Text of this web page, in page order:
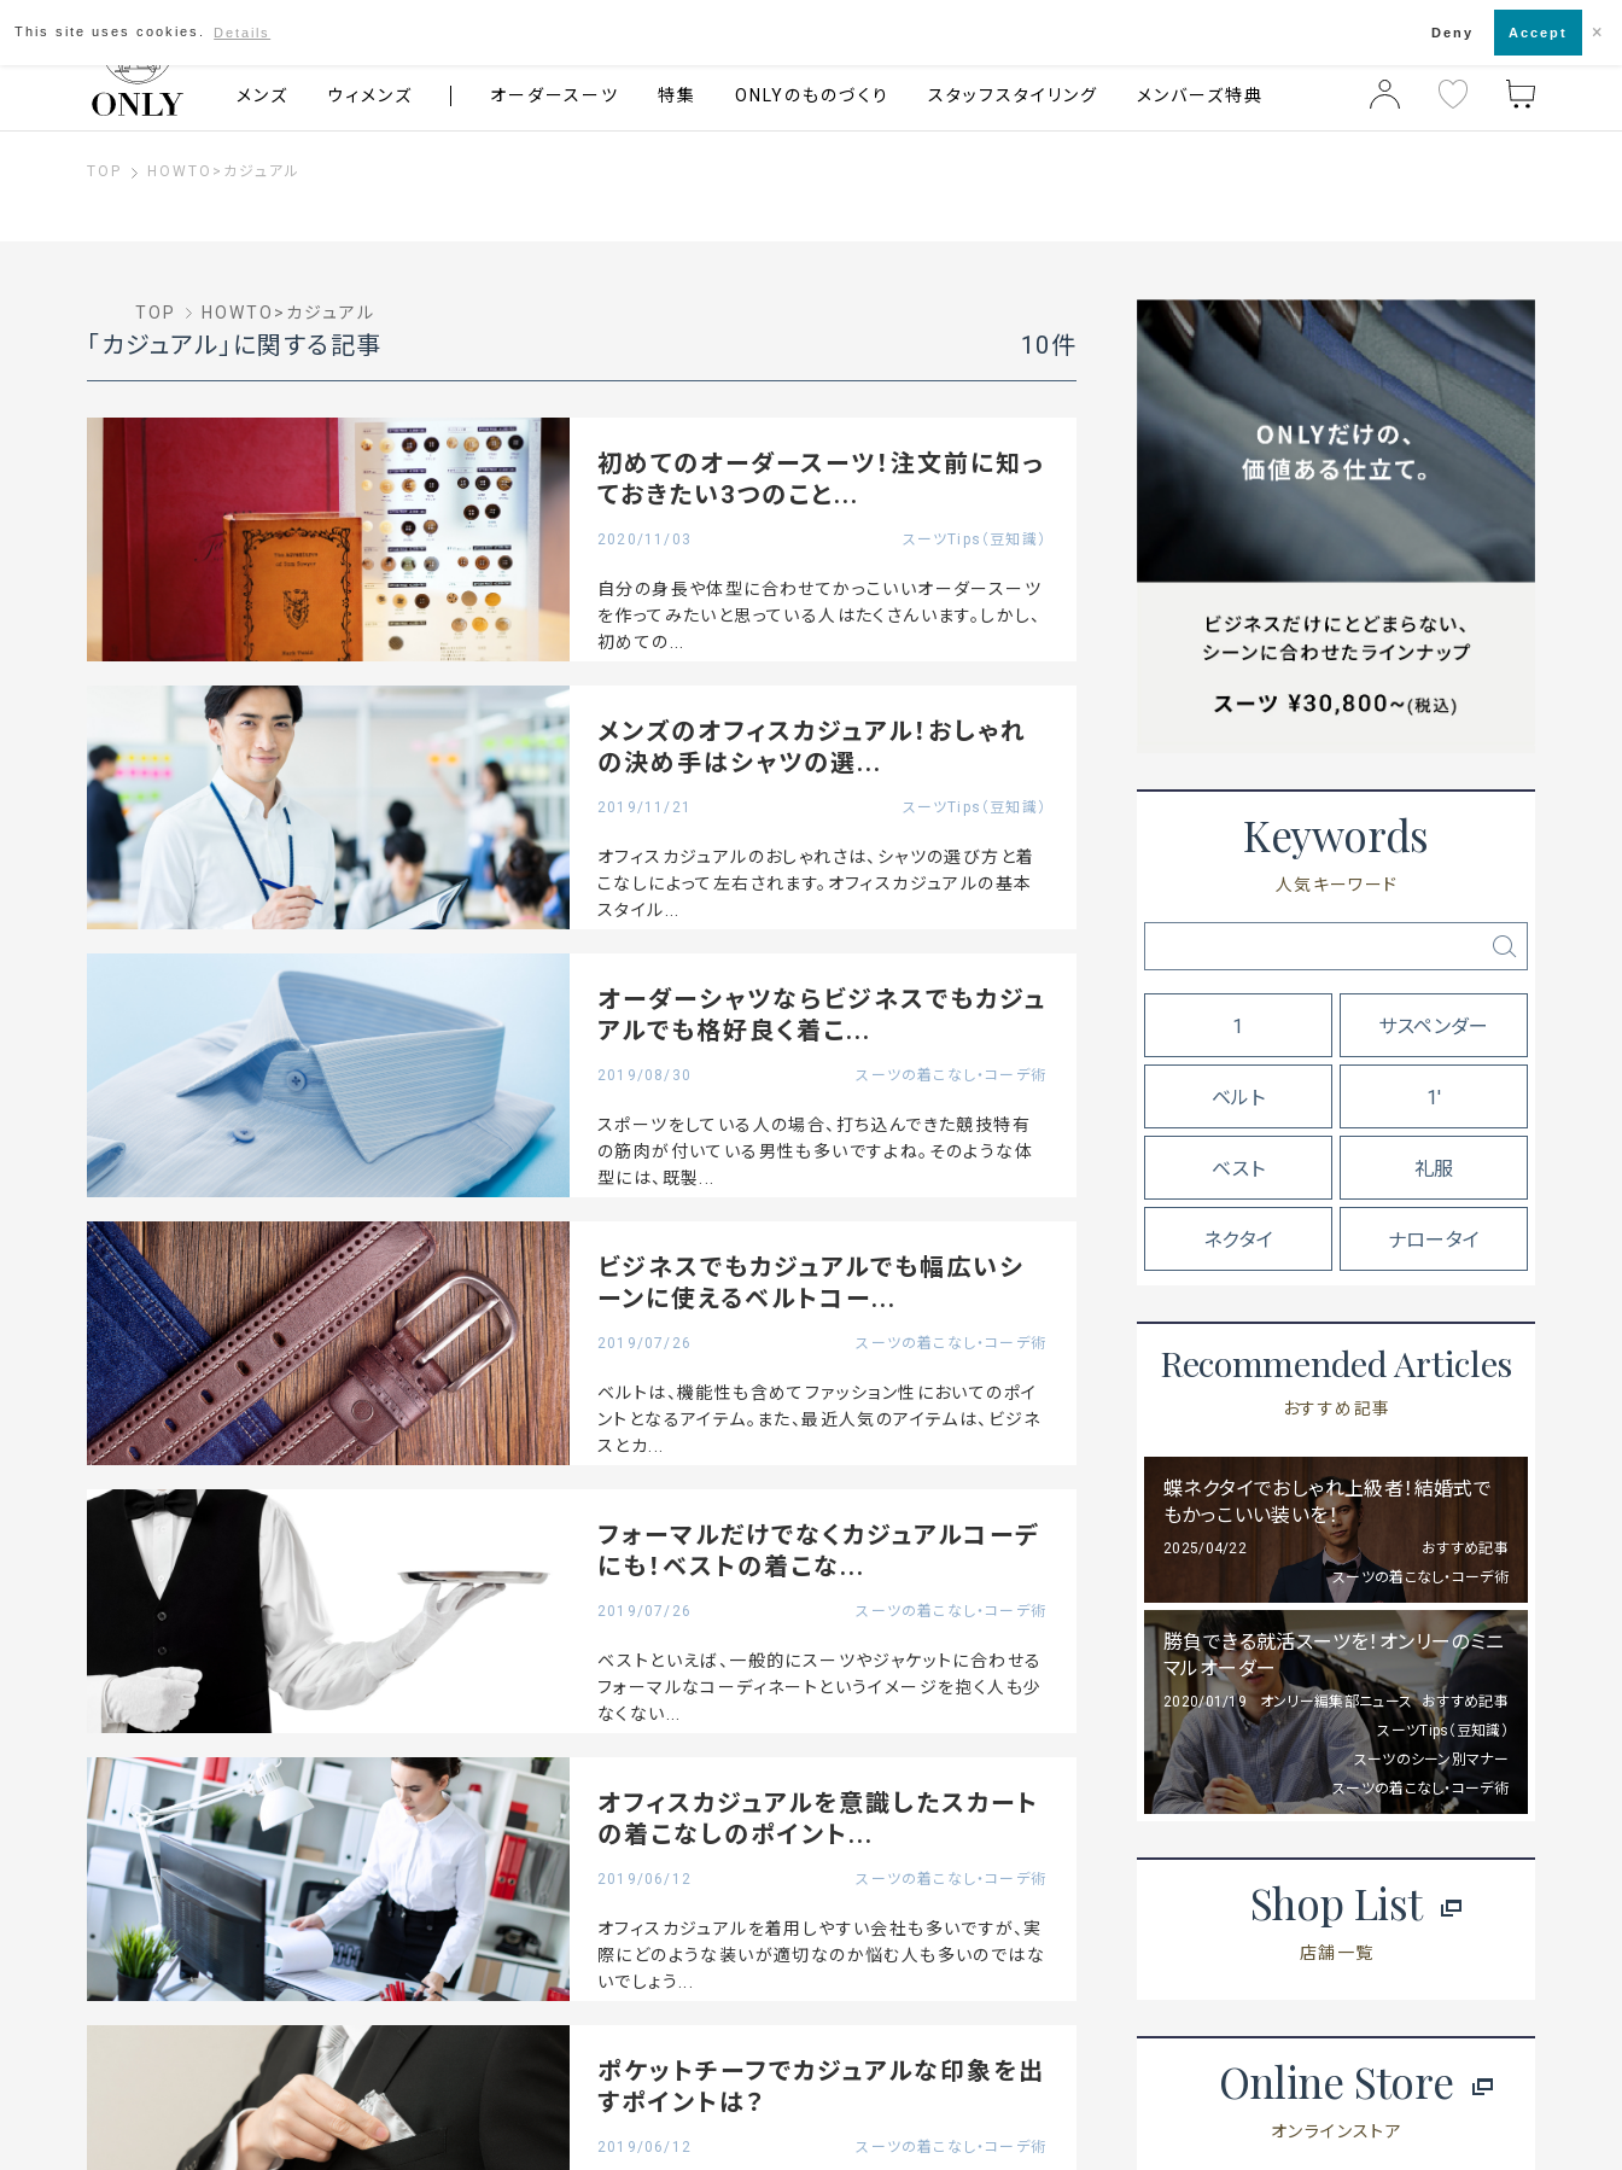
京都発のスーツブランド ONLY 店舗一覧・来店予約
メンズ ウィメンズ オーダースーツ 特集 ONLYのものづくり スタッフスタイリング メンバーズ特典
TOP HOWTO > カジュアル
TOP HOWTO > カジュアル
「カジュアル」 に関する記事 10件
初めてのオーダースーツ！注文前に知っ
ておきたい3つのこと...
2020/11/03 スーツTips（豆知識）
自分の身長や体型に合わせてかっこいいオーダースーツ
を作ってみたいと思っている人はたくさんいます。しかし、
初めての...
メンズのオフィスカジュアル！おしゃれ
の決め手はシャツの選...
2019/11/21 スーツTips（豆知識）
オフィスカジュアルのおしゃれさは、シャツの選び方と着
こなしによって左右されます。オフィスカジュアルの基本
スタイル...
オーダーシャツならビジネスでもカジュ
アルでも格好良く着こ...
2019/08/30 スーツの着こなし・コーデ術
スポーツをしている人の場合、打ち込んできた競技特有
の筋肉が付いている男性も多いですよね。そのような体
型には、既製...
ビジネスでもカジュアルでも幅広いシ
ーンに使えるベルトコー...
2019/07/26 スーツの着こなし・コーデ術
ベルトは、機能性も含めてファッション性においてのポイ
ントとなるアイテム。また、最近人気のアイテムは、ビジネ
スとカ...
フォーマルだけでなくカジュアルコーデ
にも！ベストの着こな...
2019/07/26 スーツの着こなし・コーデ術
ベストといえば、一般的にスーツやジャケットに合わせる
フォーマルなコーディネートというイメージを抱く人も少
なくない...
オフィスカジュアルを意識したスカート
の着こなしのポイント...
2019/06/12 スーツの着こなし・コーデ術
オフィスカジュアルを着用しやすい会社も多いですが、実
際にどのような装いが適切なのか悩む人も多いのではな
いでしょう...
ポケットチーフでカジュアルな印象を出
すポイントは？
2019/06/12 スーツの着こなし・コーデ術
Keywords
人気キーワード
1 サスペンダー
ベルト 1'
ベスト 礼服
ネクタイ ナロータイ
Recommended Articles
おすすめ記事
蝶ネクタイでおしゃれ上級者！結婚式で
もかっこいい装いを！
2025/04/22
おすすめ記事
スーツの着こなし・コーデ術
勝負できる就活スーツを！オンリーのミニ
マルオーダー
2020/01/19 おすすめ記事
オンリー編集部ニュース
スーツTips（豆知識）
スーツのシーン別マナー
スーツの着こなし・コーデ術
Shop List
店舗一覧
Online Store
オンラインストア
This site uses cookies. Details Deny Accept ×